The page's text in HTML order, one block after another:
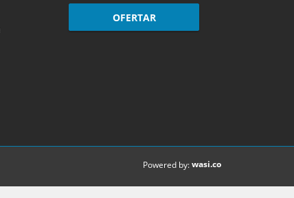
OFERTAR
Powered by:wasi.co